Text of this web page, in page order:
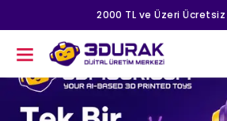
2000 TL ve Üzeri Ücretsiz